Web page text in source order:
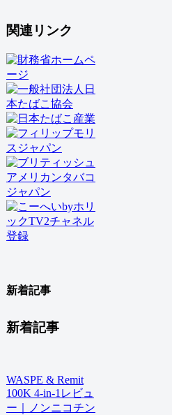
関連リンク
新着記事
新着記事
WASPE & Remit
100K 4-in-1レビュ
ー｜ノンニコチン